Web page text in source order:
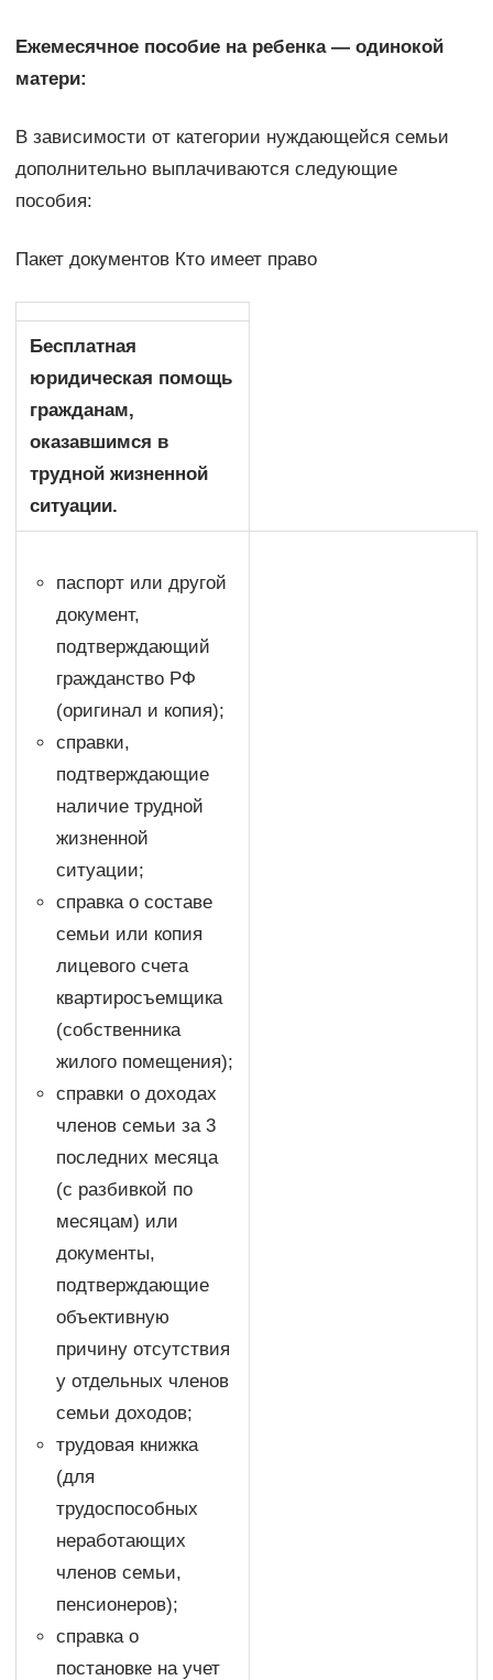
Ежемесячное пособие на ребенка — одинокой
матери:
В зависимости от категории нуждающейся семьи
дополнительно выплачиваются следующие
пособия:
Пакет документов Кто имеет право
Бесплатная
юридическая помощь
гражданам,
оказавшимся в
трудной жизненной
ситуации.
паспорт или другой
документ,
подтверждающий
гражданство РФ
(оригинал и копия);
справки,
подтверждающие
наличие трудной
жизненной
ситуации;
справка о составе
семьи или копия
лицевого счета
квартиросъемщика
(собственника
жилого помещения);
справки о доходах
членов семьи за 3
последних месяца
(с разбивкой по
месяцам) или
документы,
подтверждающие
объективную
причину отсутствия
у отдельных членов
семьи доходов;
трудовая книжка
(для
трудоспособных
неработающих
членов семьи,
пенсионеров);
справка о
постановке на учет